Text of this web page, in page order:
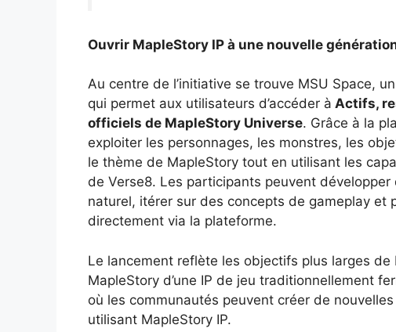
Ouvrir MapleStory IP à une nouvelle
Au centre de l’initiative se trouve MSU Space,
qui permet aux utilisateurs d’accéder à Actifs,
officiels de MapleStory Universe. Grâce à la
exploiter les personnages, les monstres, les
le thème de MapleStory tout en utilisant les
de Verse8. Les participants peuvent
naturel, itérer sur des concepts de gameplay et
directement via la plateforme.
Le lancement reflète les objectifs plus larges
MapleStory d’une IP de jeu traditionnellement
où les communautés peuvent créer de
utilisant MapleStory IP.